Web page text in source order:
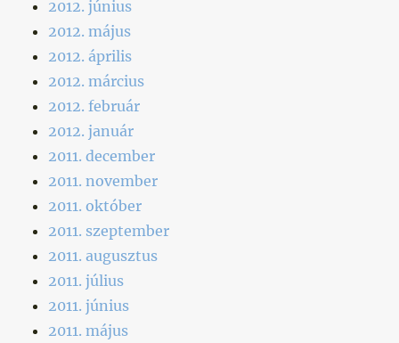
2012. június
2012. május
2012. április
2012. március
2012. február
2012. január
2011. december
2011. november
2011. október
2011. szeptember
2011. augusztus
2011. július
2011. június
2011. május